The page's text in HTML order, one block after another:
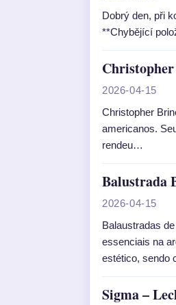
Dobrý den, při
**Chybějící
2026-04-15
Christopher
americanos.
rendeu…
Balustrada
2026-04-15
Balaustradas
essenciais na
estético, sendo
Sigma –